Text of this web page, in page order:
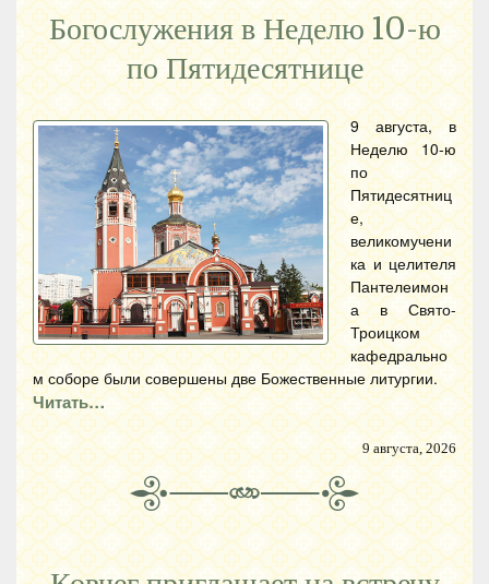
Богослужения в Неделю 10-ю
по Пятидесятнице
9 августа, в
Неделю 10-ю
по
Пятидесятниц
е,
великомучени
ка и целителя
Пантелеимон
а в Свято-
Троицком
кафедрально
м соборе были совершены две Божественные литургии.
Читать…
9 августа, 2026